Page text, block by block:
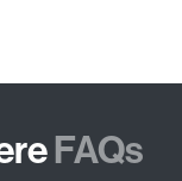
FAQs